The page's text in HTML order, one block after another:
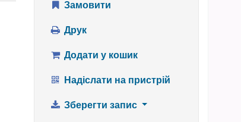
Замовити
Друк
Додати у кошик
Надіслати на пристрій
Зберегти запис